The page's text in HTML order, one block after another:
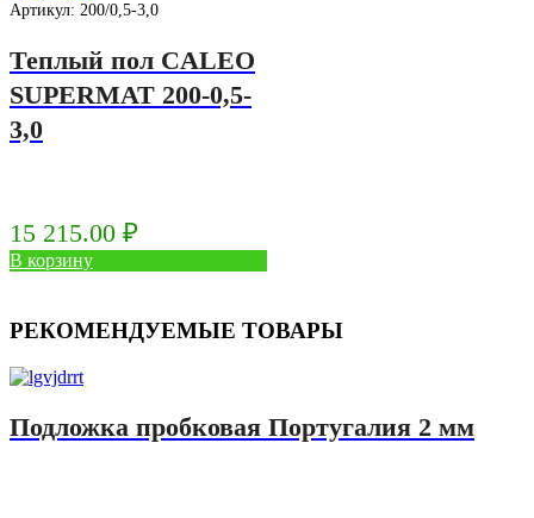
Артикул: 200/0,5-3,0
Теплый пол CALEO
SUPERMAT 200-0,5-
3,0
15 215.00 ₽
В корзину
РЕКОМЕНДУЕМЫЕ ТОВАРЫ
Подложка пробковая Португалия 2 мм